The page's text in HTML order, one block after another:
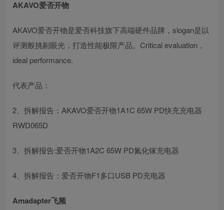
AKAVO爱否开物
AKAVO爱否开物是爱否科技旗下高端硬件品牌，slogan是以
评测般挑剔眼光，打造性能极限产品。Critical evaluation，
ideal performance.
代表产品：
2、拆解报告：AKAVO爱否开物1A1C 65W PD快充充电器
RWD065D
3、拆解报告:爱否开物1A2C 65W PD氮化镓充电器
4、拆解报告：爱否开物F1多口USB PD充电器
Amadapter飞频